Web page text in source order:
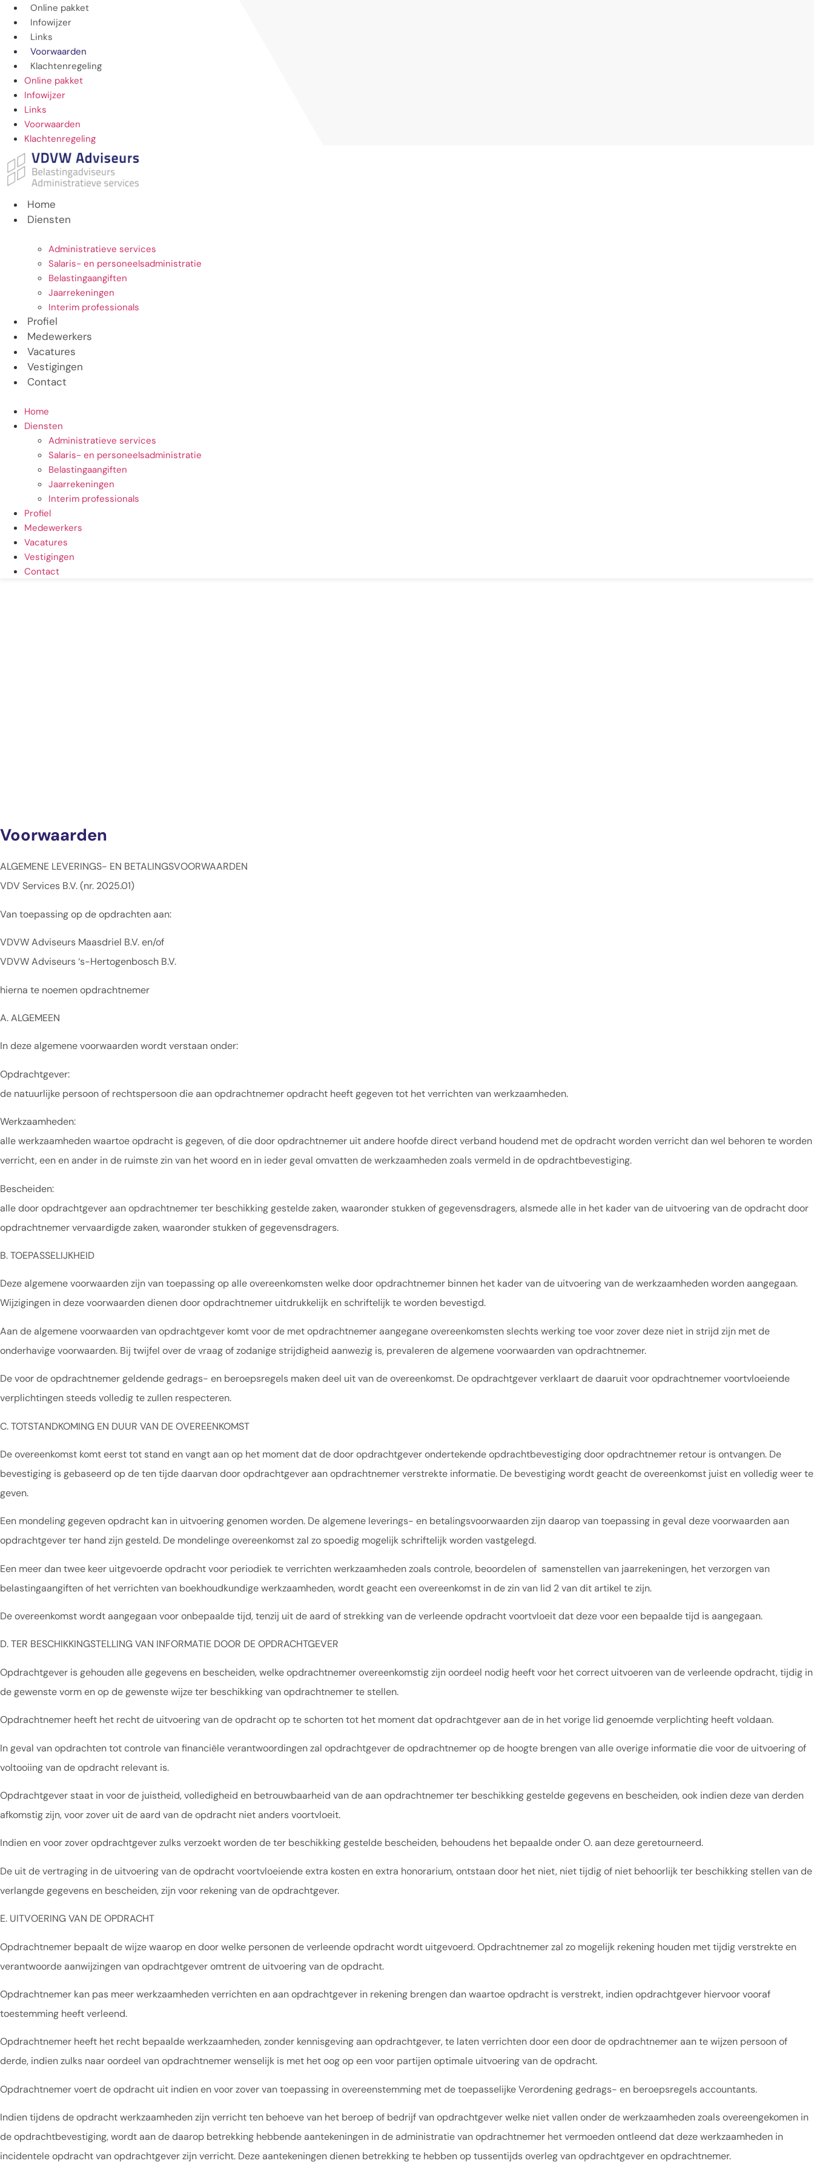
naar
inhoud
Online pakket
Infowijzer
Links
Voorwaarden
Klachtenregeling
Online pakket
Infowijzer
Links
Voorwaarden
Klachtenregeling
Home
Diensten
Administratieve services
Salaris- en personeelsadministratie
Belastingaangiften
Jaarrekeningen
Interim professionals
Profiel
Medewerkers
Vacatures
Vestigingen
Contact
Home
Diensten
Administratieve services
Salaris- en personeelsadministratie
Belastingaangiften
Jaarrekeningen
Interim professionals
Profiel
Medewerkers
Vacatures
Vestigingen
Contact
Voorwaarden
ALGEMENE LEVERINGS- EN BETALINGSVOORWAARDEN
VDV Services B.V. (nr. 2025.01)
Van toepassing op de opdrachten aan:
VDVW Adviseurs Maasdriel B.V. en/of
VDVW Adviseurs ‘s-Hertogenbosch B.V.
hierna te noemen opdrachtnemer
A. ALGEMEEN
In deze algemene voorwaarden wordt verstaan onder:
Opdrachtgever:
de natuurlijke persoon of rechtspersoon die aan opdrachtnemer opdracht heeft gegeven tot het verrichten van werkzaamheden.
Werkzaamheden:
alle werkzaamheden waartoe opdracht is gegeven, of die door opdrachtnemer uit andere hoofde direct verband houdend met de opdracht worden verricht dan wel behoren te worden
verricht, een en ander in de ruimste zin van het woord en in ieder geval omvatten de werkzaamheden zoals vermeld in de opdrachtbevestiging.
Bescheiden:
alle door opdrachtgever aan opdrachtnemer ter beschikking gestelde zaken, waaronder stukken of gegevensdragers, alsmede alle in het kader van de uitvoering van de opdracht door
opdrachtnemer vervaardigde zaken, waaronder stukken of gegevensdragers.
B. TOEPASSELIJKHEID
Deze algemene voorwaarden zijn van toepassing op alle overeenkomsten welke door opdrachtnemer binnen het kader van de uitvoering van de werkzaamheden worden aangegaan.
Wijzigingen in deze voorwaarden dienen door opdrachtnemer uitdrukkelijk en schriftelijk te worden bevestigd.
Aan de algemene voorwaarden van opdrachtgever komt voor de met opdrachtnemer aangegane overeenkomsten slechts werking toe voor zover deze niet in strijd zijn met de
onderhavige voorwaarden. Bij twijfel over de vraag of zodanige strijdigheid aanwezig is, prevaleren de algemene voorwaarden van opdrachtnemer.
De voor de opdrachtnemer geldende gedrags- en beroepsregels maken deel uit van de overeenkomst. De opdrachtgever verklaart de daaruit voor opdrachtnemer voortvloeiende
verplichtingen steeds volledig te zullen respecteren.
C. TOTSTANDKOMING EN DUUR VAN DE OVEREENKOMST
De overeenkomst komt eerst tot stand en vangt aan op het moment dat de door opdrachtgever ondertekende opdrachtbevestiging door opdrachtnemer retour is ontvangen. De
bevestiging is gebaseerd op de ten tijde daarvan door opdrachtgever aan opdrachtnemer verstrekte informatie. De bevestiging wordt geacht de overeenkomst juist en volledig weer te
geven.
Een mondeling gegeven opdracht kan in uitvoering genomen worden. De algemene leverings- en betalingsvoorwaarden zijn daarop van toepassing in geval deze voorwaarden aan
opdrachtgever ter hand zijn gesteld. De mondelinge overeenkomst zal zo spoedig mogelijk schriftelijk worden vastgelegd.
Een meer dan twee keer uitgevoerde opdracht voor periodiek te verrichten werkzaamheden zoals controle, beoordelen of samenstellen van jaarrekeningen, het verzorgen van
belastingaangiften of het verrichten van boekhoudkundige werkzaamheden, wordt geacht een overeenkomst in de zin van lid 2 van dit artikel te zijn.
De overeenkomst wordt aangegaan voor onbepaalde tijd, tenzij uit de aard of strekking van de verleende opdracht voortvloeit dat deze voor een bepaalde tijd is aangegaan.
D. TER BESCHIKKINGSTELLING VAN INFORMATIE DOOR DE OPDRACHTGEVER
Opdrachtgever is gehouden alle gegevens en bescheiden, welke opdrachtnemer overeenkomstig zijn oordeel nodig heeft voor het correct uitvoeren van de verleende opdracht, tijdig in
de gewenste vorm en op de gewenste wijze ter beschikking van opdrachtnemer te stellen.
Opdrachtnemer heeft het recht de uitvoering van de opdracht op te schorten tot het moment dat opdrachtgever aan de in het vorige lid genoemde verplichting heeft voldaan.
In geval van opdrachten tot controle van financiële verantwoordingen zal opdrachtgever de opdrachtnemer op de hoogte brengen van alle overige informatie die voor de uitvoering of
voltooiing van de opdracht relevant is.
Opdrachtgever staat in voor de juistheid, volledigheid en betrouwbaarheid van de aan opdrachtnemer ter beschikking gestelde gegevens en bescheiden, ook indien deze van derden
afkomstig zijn, voor zover uit de aard van de opdracht niet anders voortvloeit.
Indien en voor zover opdrachtgever zulks verzoekt worden de ter beschikking gestelde bescheiden, behoudens het bepaalde onder O. aan deze geretourneerd.
De uit de vertraging in de uitvoering van de opdracht voortvloeiende extra kosten en extra honorarium, ontstaan door het niet, niet tijdig of niet behoorlijk ter beschikking stellen van de
verlangde gegevens en bescheiden, zijn voor rekening van de opdrachtgever.
E. UITVOERING VAN DE OPDRACHT
Opdrachtnemer bepaalt de wijze waarop en door welke personen de verleende opdracht wordt uitgevoerd. Opdrachtnemer zal zo mogelijk rekening houden met tijdig verstrekte en
verantwoorde aanwijzingen van opdrachtgever omtrent de uitvoering van de opdracht.
Opdrachtnemer kan pas meer werkzaamheden verrichten en aan opdrachtgever in rekening brengen dan waartoe opdracht is verstrekt, indien opdrachtgever hiervoor vooraf
toestemming heeft verleend.
Opdrachtnemer heeft het recht bepaalde werkzaamheden, zonder kennisgeving aan opdrachtgever, te laten verrichten door een door de opdrachtnemer aan te wijzen persoon of
derde, indien zulks naar oordeel van opdrachtnemer wenselijk is met het oog op een voor partijen optimale uitvoering van de opdracht.
Opdrachtnemer voert de opdracht uit indien en voor zover van toepassing in overeenstemming met de toepasselijke Verordening gedrags- en beroepsregels accountants.
Indien tijdens de opdracht werkzaamheden zijn verricht ten behoeve van het beroep of bedrijf van opdrachtgever welke niet vallen onder de werkzaamheden zoals overeengekomen in
de opdrachtbevestiging, wordt aan de daarop betrekking hebbende aantekeningen in de administratie van opdrachtnemer het vermoeden ontleend dat deze werkzaamheden in
incidentele opdracht van opdrachtgever zijn verricht. Deze aantekeningen dienen betrekking te hebben op tussentijds overleg van opdrachtgever en opdrachtnemer.